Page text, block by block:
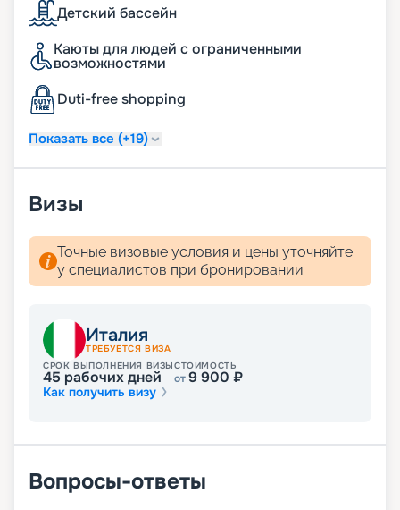
Детский бассейн
Каюты для людей с ограниченными
возможностями
Duti-free shopping
Показать все (+19)
Визы
Точные визовые условия и цены уточняйте
у специалистов при бронировании
Италия
ТРЕБУЕТСЯ ВИЗА
СРОК ВЫПОЛНЕНИЯ ВИЗЫ
45 рабочих дней
СТОИМОСТЬ
от9 900 ₽
Как получить визу
Вопросы-ответы